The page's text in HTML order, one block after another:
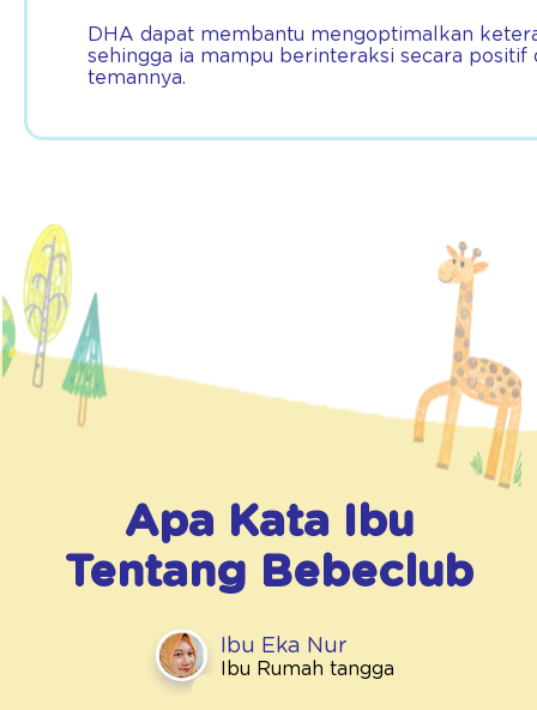
DHA dapat membantu mengoptimalkan
sehingga ia mampu berinteraksi secara positif
temannya.
Apa Kata Ibu
Tentang Bebeclub
Ibu Eka Nur
Ibu Rumah tangga